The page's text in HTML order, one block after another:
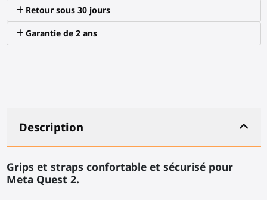
Retour sous 30 jours
Garantie de 2 ans
Description
Grips et straps confortable et sécurisé pour
Meta Quest 2.